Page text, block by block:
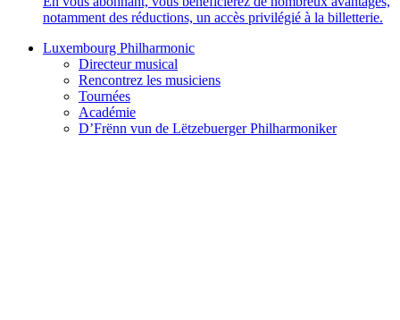
notamment des réductions, un accès privilégié à la billetterie.
Luxembourg Philharmonic
Directeur musical
Rencontrez les musiciens
Tournées
Académie
D’Frënn vun de Lëtzebuerger Philharmoniker